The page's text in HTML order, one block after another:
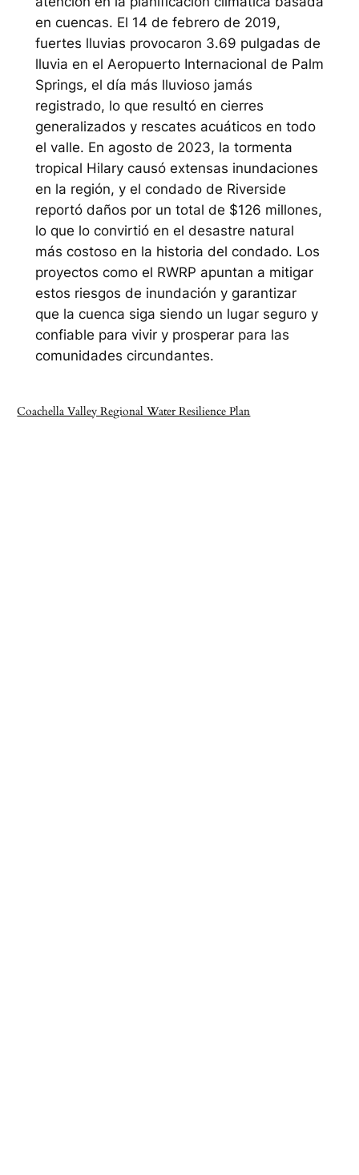
en cuencas. El 14 de febrero de 2019,
fuertes lluvias provocaron 3.69 pulgadas de
lluvia en el Aeropuerto Internacional de Palm
Springs, el día más lluvioso jamás
registrado, lo que resultó en cierres
generalizados y rescates acuáticos en todo
el valle. En agosto de 2023, la tormenta
tropical Hilary causó extensas inundaciones
en la región, y el condado de Riverside
reportó daños por un total de $126 millones,
lo que lo convirtió en el desastre natural
más costoso en la historia del condado. Los
proyectos como el RWRP apuntan a mitigar
estos riesgos de inundación y garantizar
que la cuenca siga siendo un lugar seguro y
confiable para vivir y prosperar para las
comunidades circundantes.
Coachella Valley Regional Water Resilience Plan